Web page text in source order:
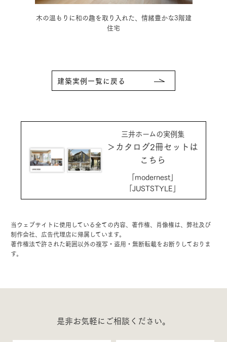
木の温もりに和の趣を取り入れた、情緒豊かな3階建
住宅
建築実例一覧に戻る
三井ホームの実例集
＞カタログ2冊セットは
こちら
「modernest」
「JUSTSTYLE」
当ウェブサイトに使用している全ての内容、著作権、肖像権は、弊社及び
制作会社、広告代理店に帰属しています。
著作権法で許された範囲以外の複写・盗用・無断転載をお断りしておりま
す。
是非お気軽にご相談ください。